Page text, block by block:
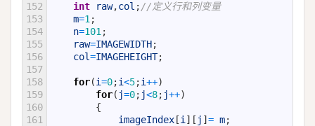
152
153
154
155
156
157
158
159
160
161
int
raw,col ; //定义行和列变量
m=1 ;
n=101 ;
raw=IMAGEWIDTH;
col=IMAGEHEIGHT;
for(i=0;i<5;i++)
for( j=0; j<8; j++)
{
imageIndex [i ] [ j ] = m;